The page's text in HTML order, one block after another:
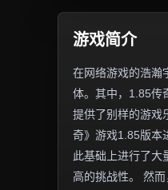
游戏简介
在网络游戏的浩瀚
体。其中，1.85传
提供了别样的游戏
奇》游戏1.85版本
此基础上进行了大
高的挑战性。 然